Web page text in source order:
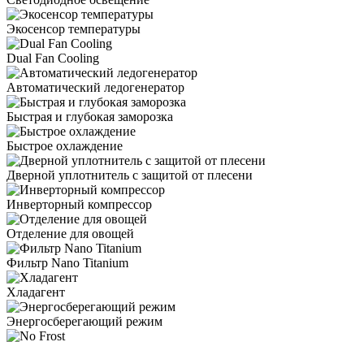
Экосенсор температуры
Dual Fan Cooling
Автоматический ледогенератор
Быстрая и глубокая заморозка
Быстрое охлаждение
Дверной уплотнитель с защитой от плесени
Инверторный компрессор
Отделение для овощей
Фильтр Nano Titanium
Хладагент
Энергосберегающий режим